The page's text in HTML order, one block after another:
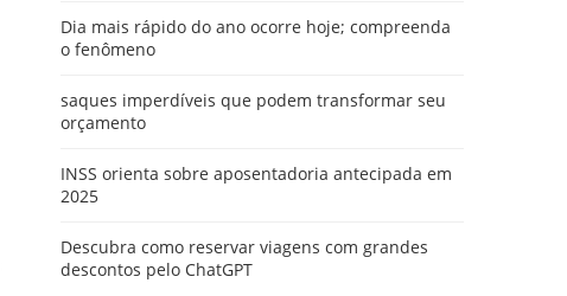
Dia mais rápido do ano ocorre hoje; compreenda
o fenômeno
saques imperdíveis que podem transformar seu
orçamento
INSS orienta sobre aposentadoria antecipada em
2025
Descubra como reservar viagens com grandes
descontos pelo ChatGPT